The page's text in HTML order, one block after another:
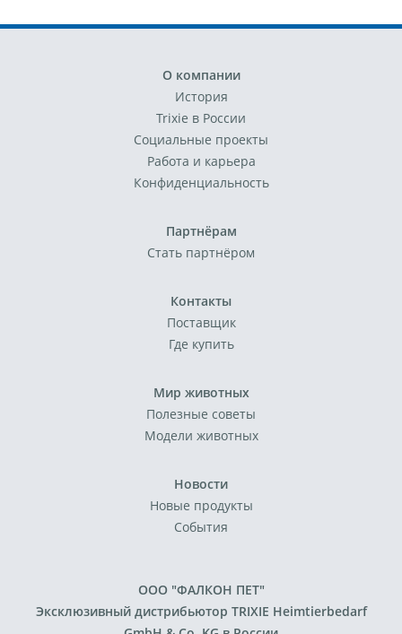
О компании
История
Trixie в России
Социальные проекты
Работа и карьера
Конфиденциальность
Партнёрам
Стать партнёром
Контакты
Поставщик
Где купить
Мир животных
Полезные советы
Модели животных
Новости
Новые продукты
События
ООО "ФАЛКОН ПЕТ"
Эксклюзивный дистрибьютор TRIXIE Heimtierbedarf